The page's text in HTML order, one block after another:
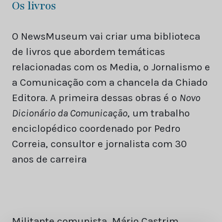
Os livros
O NewsMuseum vai criar uma biblioteca
de livros que abordem temáticas
relacionadas com os Media, o Jornalismo e
a Comunicação com a chancela da Chiado
Editora. A primeira dessas obras é o Novo
Dicionário da Comunicação, um trabalho
enciclopédico coordenado por Pedro
Correia, consultor e jornalista com 30
anos de carreira